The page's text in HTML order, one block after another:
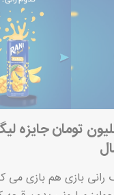
تومان جایزه
رانی بازی هم بازی